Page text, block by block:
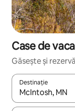
Case de
Găsește și
Destinație
Când se încarcă